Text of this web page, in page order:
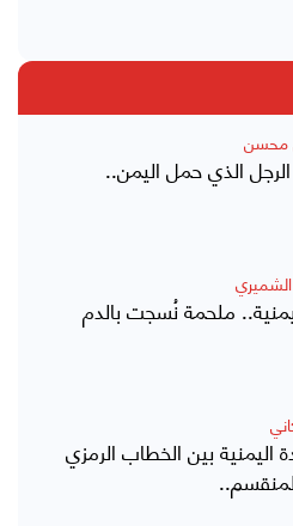
محسن
الذي حمل اليمن..
ملحمة نُسجت بالدم
اليمنية بين الخطاب الرمزي